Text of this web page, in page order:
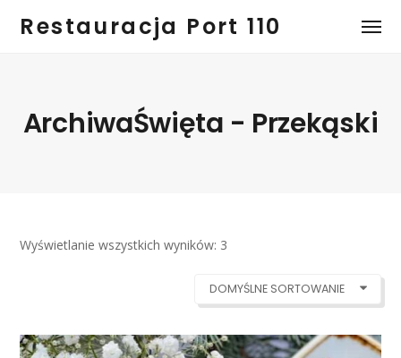
Restauracja Port 110
ArchiwaŚwięta - Przekąski
Wyświetlanie wszystkich wyników: 3
DOMYŚLNE SORTOWANIE